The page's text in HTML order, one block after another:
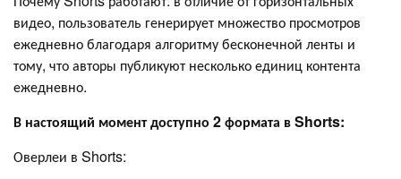
видео, пользователь генерирует множество просмотров
ежедневно благодаря алгоритму бесконечной ленты и
тому, что авторы публикуют несколько единиц контента
ежедневно.
В настоящий момент доступно 2 формата в Shorts:
Оверлеи в Shorts: